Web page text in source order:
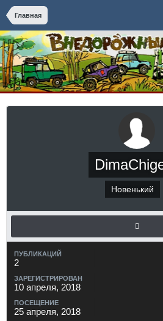
Главная
Новенький
ПУБЛИКАЦИЙ
2
ЗАРЕГИСТРИРОВАН
10 апреля, 2018
ПОСЕЩЕНИЕ
25 апреля, 2018